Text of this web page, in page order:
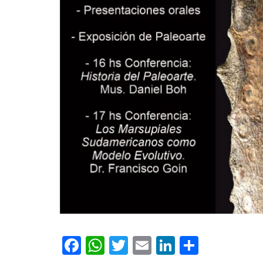
Facebook
WhatsApp
Twitter
EmailLinkedIn